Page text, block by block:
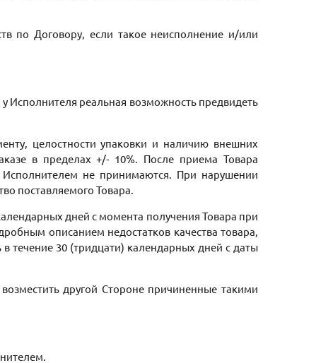
по Договору, если такое неисполнение и/или
Исполнителя реальная возможность предвидеть
целостности упаковки и наличию внешних
в пределах +/- 10%. После приема Товара
Исполнителем не принимаются. При нарушении
поставляемого Товара.
дней с момента получения Товара при
описанием недостатков качества товара,
течение 30 (тридцати) календарных дней с даты
другой Стороне причиненные такими